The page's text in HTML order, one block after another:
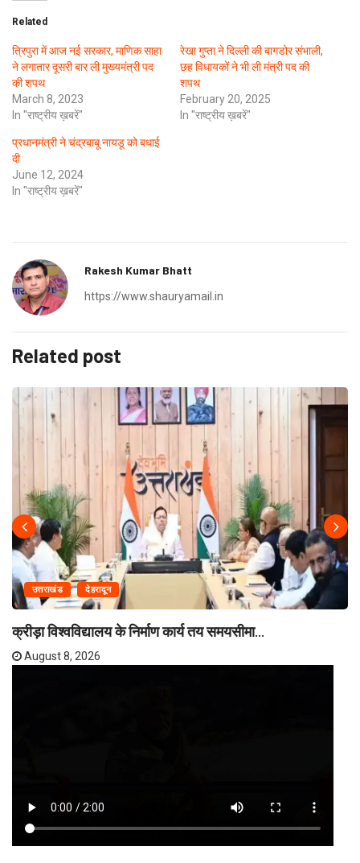
Related
त्रिपुरा में आज नई सरकार, माणिक साहा
ने लगातार दूसरी बार ली मुख्यमंत्री पद
की शपथ
March 8, 2023
In "राष्ट्रीय ख़बरें"
रेखा गुप्ता ने दिल्ली की बागडोर संभाली,
छह विधायकों ने भी ली मंत्री पद की
शपथ
February 20, 2025
In "राष्ट्रीय ख़बरें"
प्रधानमंत्री ने चंद्रबाबू नायडू को बधाई
दी
June 12, 2024
In "राष्ट्रीय ख़बरें"
Rakesh Kumar Bhatt
https://www.shauryamail.in
Related post
उत्तराखंड देहरादून
क्रीड़ा विश्वविद्यालय के निर्माण कार्य तय समयसीमा...
August 8, 2026